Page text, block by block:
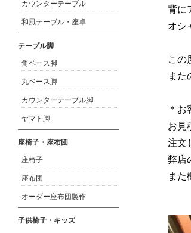
背に
オシ
この
また
＊
お見
注文
弊店
また
カウンターテーブル
和風テーブル・座卓
テーブル脚
角ベース脚
丸ベース脚
カウンターテーブル脚
ヤマト脚
座椅子・座布団
座椅子
座布団
オーダー座布団製作
子供椅子・キッズ